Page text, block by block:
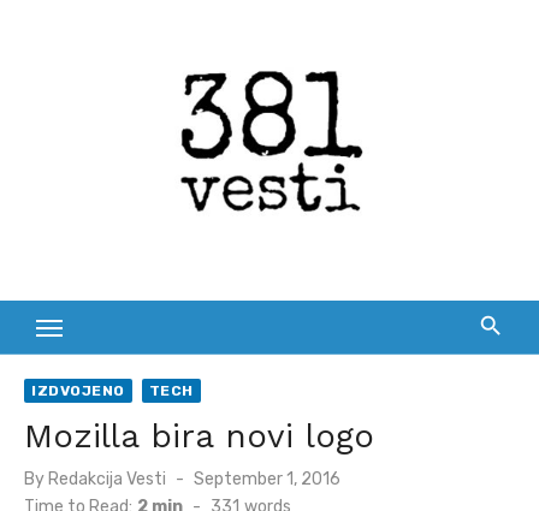
IZDVOJENO TECH
Mozilla bira novi logo
By Redakcija Vesti
Posted
September 1, 2016
Time to Read: 2 min - 331 words